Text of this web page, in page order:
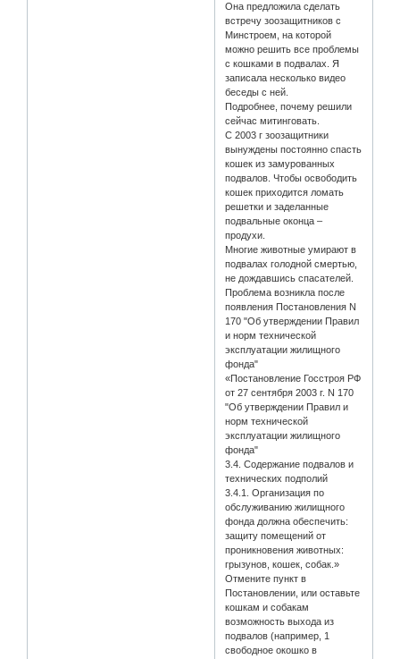
Она предложила сделать
встречу зоозащитников с
Минстроем, на которой
можно решить все проблемы
с кошками в подвалах. Я
записала несколько видео
беседы с ней.
Подробнее, почему решили
сейчас митинговать.
С 2003 г зоозащитники
вынуждены постоянно спасть
кошек из замурованных
подвалов. Чтобы освободить
кошек приходится ломать
решетки и заделанные
подвальные оконца –
продухи.
Многие животные умирают в
подвалах голодной смертью,
не дождавшись спасателей.
Проблема возникла после
появления Постановления N
170 "Об утверждении Правил
и норм технической
эксплуатации жилищного
фонда"
«Постановление Госстроя РФ
от 27 сентября 2003 г. N 170
"Об утверждении Правил и
норм технической
эксплуатации жилищного
фонда"
3.4. Содержание подвалов и
технических подполий
3.4.1. Организация по
обслуживанию жилищного
фонда должна обеспечить:
защиту помещений от
проникновения животных:
грызунов, кошек, собак.»
Отмените пункт в
Постановлении, или оставьте
кошкам и собакам
возможность выхода из
подвалов (например, 1
свободное окошко в